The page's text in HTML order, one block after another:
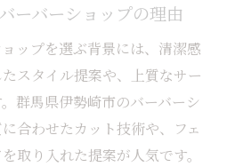
できる癒しの理容サービス
プならではのマッサージ技
バーチェアの贅沢な時間
魅力を徹底解剖する
ーバーショップの理由
ップを選ぶ背景には、清潔感
スタイル提案や、上質なサー
群馬県伊勢崎市のバーバーシ
合わせたカット技術や、フェ
取り入れた提案が人気です。